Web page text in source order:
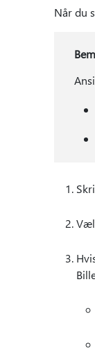
Når du